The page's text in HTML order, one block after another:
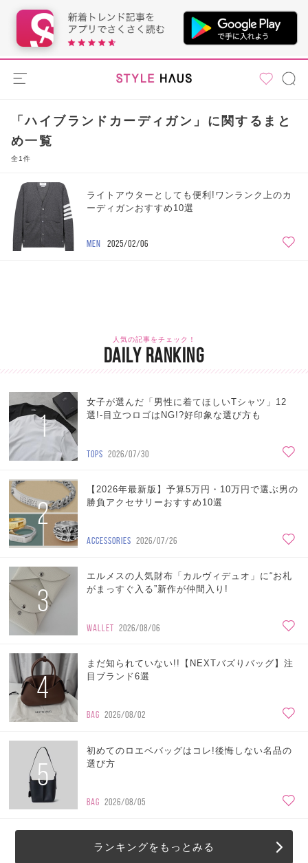
「ハイブランドカーディガン」に関するまと
め一覧
全1件
ライトアウターとしても便利!ワンランク上のカ
ーディガンおすすめ10選
MEN 2025/02/06
人気の記事をチェック！
DAILY RANKING
1
女子が選んだ「男性に着てほしいTシャツ」12
選!-目立つロゴはNG!?好印象な選び方も
TOPS 2026/07/30
2
【2026年最新版】予算5万円・10万円で選ぶ男の
勝負アクセサリーおすすめ10選
ACCESSORIES 2026/07/26
3
エルメスの人気財布「カルヴィデュオ」に“お札
がまっすぐ入る”新作が仲間入り!
WALLET 2026/08/06
4
まだ知られていない!!【NEXTバズりバッグ】注
目ブランド6選
BAG 2026/08/02
5
初めてのロエベバッグはコレ!後悔しない名品の
選び方
BAG 2026/08/05
ランキングをもっとみる